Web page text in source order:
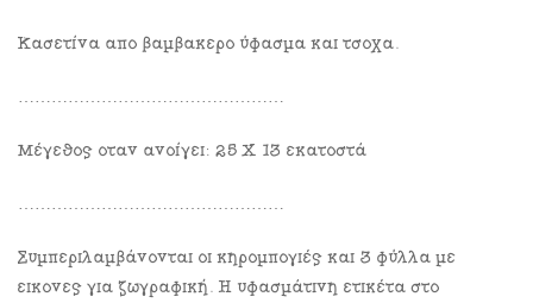
Κασετίνα από βαμβακερό ύφασμα και τσόχα.
…………………………………………
Μέγεθος όταν ανοίγει: 25 Χ 13 εκατοστά
…………………………………………
Συμπεριλαμβάνονται οι κηρομπογιές και 3 φύλλα με
εικόνες για ζωγραφική. Η υφασμάτινη ετικέτα στο